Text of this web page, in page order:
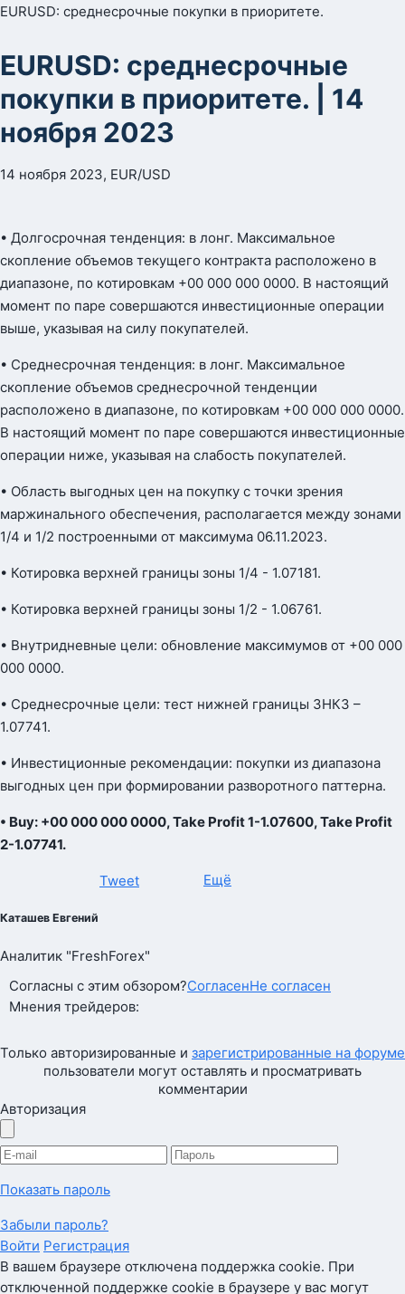
EURUSD: среднесрочные покупки в приоритете.
EURUSD: среднесрочные
покупки в приоритете. | 14
ноября 2023
14 ноября 2023, EUR/USD
• Долгосрочная тенденция: в лонг. Максимальное
скопление объемов текущего контракта расположено в
диапазоне, по котировкам +00 000 000 0000. В настоящий
момент по паре совершаются инвестиционные операции
выше, указывая на силу покупателей.
• Среднесрочная тенденция: в лонг. Максимальное
скопление объемов среднесрочной тенденции
расположено в диапазоне, по котировкам +00 000 000 0000.
В настоящий момент по паре совершаются инвестиционные
операции ниже, указывая на слабость покупателей.
• Область выгодных цен на покупку с точки зрения
маржинального обеспечения, располагается между зонами
1/4 и 1/2 построенными от максимума 06.11.2023.
• Котировка верхней границы зоны 1/4 - 1.07181.
• Котировка верхней границы зоны 1/2 - 1.06761.
• Внутридневные цели: обновление максимумов от +00 000
000 0000.
• Среднесрочные цели: тест нижней границы ЗНКЗ –
1.07741.
• Инвестиционные рекомендации: покупки из диапазона
выгодных цен при формировании разворотного паттерна.
• Buy: +00 000 000 0000, Take Profit 1-1.07600, Take Profit
2-1.07741.
Tweet Ещё
Каташев Евгений
Аналитик "FreshForex"
Согласны с этим обзором?СогласенНе согласен
Мнения трейдеров:
Только авторизированные и зарегистрированные на форуме
пользователи могут оставлять и просматривать
комментарии
Авторизация
Показать пароль
Забыли пароль?
Войти Регистрация
В вашем браузере отключена поддержка cookie. При
отключенной поддержке cookie в браузере у вас могут